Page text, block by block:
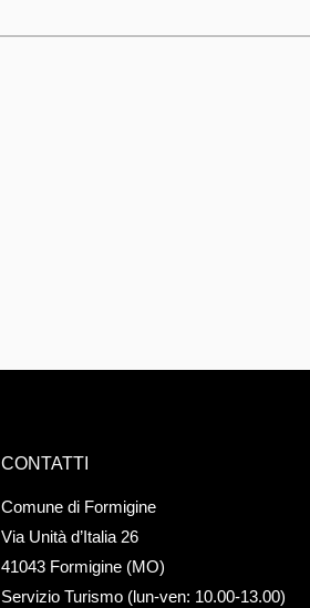
CONTATTI
Comune di Formigine
Via Unità d’Italia 26
41043 Formigine (MO)
Servizio Turismo (lun-ven: 10.00-13.00)